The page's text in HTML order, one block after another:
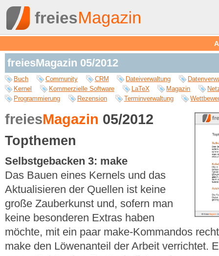
freiesMagazin 05/2012
Buch Community CRM Dateiverwaltung
Kernel
Kommerzielle Software LaTeX Magazin
Programmierung
Rezension Terminverwaltung
freiesMagazin 05/2012
Topthemen
Selbstgebacken 3: make
Das Bauen eines Kernels und das
Aktualisieren der Quellen ist keine
große Zauberkunst und, sofern man
keine besonderen Extras haben
möchte, mit ein paar make-Kommandos
make den Löwenanteil der Arbeit verrichtet.